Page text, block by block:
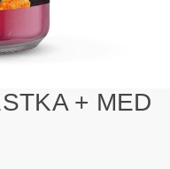
+ MED